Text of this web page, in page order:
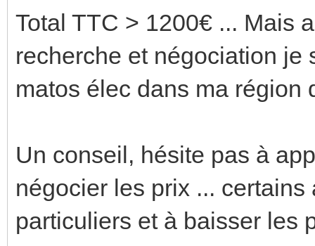
Total TTC > 1200€ ... Mais
recherche et négociation je
matos élec dans ma région
Un conseil, hésite pas à
négocier les prix ...
particuliers et à baisser les